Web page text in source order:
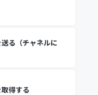
る（チャネルに
得する